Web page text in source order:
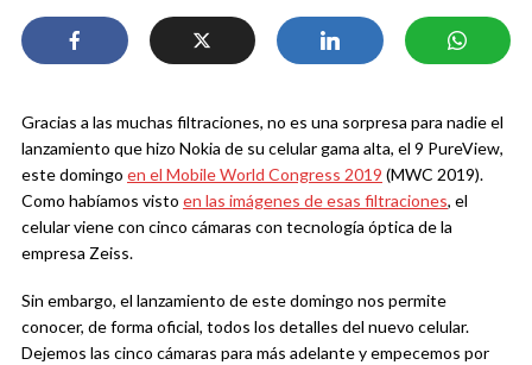
Gracias a las muchas filtraciones, no es una sorpresa para nadie el
lanzamiento que hizo Nokia de su celular gama alta, el 9 PureView,
este domingo en el Mobile World Congress 2019 (MWC 2019).
Como habíamos visto en las imágenes de esas filtraciones, el
celular viene con cinco cámaras con tecnología óptica de la
empresa Zeiss.
Sin embargo, el lanzamiento de este domingo nos permite
conocer, de forma oficial, todos los detalles del nuevo celular.
Dejemos las cinco cámaras para más adelante y empecemos por